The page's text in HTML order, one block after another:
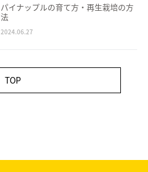
パイナップルの育て方・再生栽培の方
法
2024.06.27
TOP